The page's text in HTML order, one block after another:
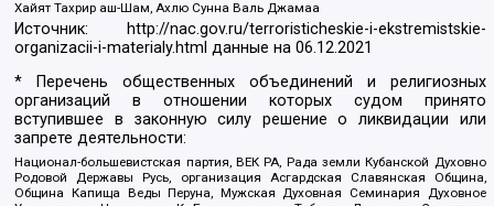
Хайят Тахрир аш-Шам, Ахлю Сунна Валь Джамаа
Источник:
http://nac.gov.ru/terroristicheskie-i-ekstremistskie-
organizacii-i-materialy.html данные на06.12.2021
* Перечень общественных объединений и религиозных
организаций в отношении которых судом принято
вступившее в законную силу решение о ликвидации или
запрете деятельности:
Национал-большевистская партия, ВЕК РА, Рада земли Кубанской Духовно
Родовой Державы Русь, организация Асгардская Славянская Община,
Община Капища Веды Перуна, Мужская Духовная Семинария Духовное